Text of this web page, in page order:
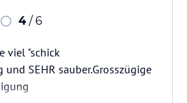
4 / 6
viel "schick
und SEHR sauber.Grosszügige